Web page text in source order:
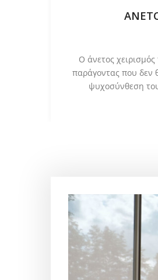
Ο άνετος χειρισμός
παράγοντας που δεν
ψυχοσύνθεση